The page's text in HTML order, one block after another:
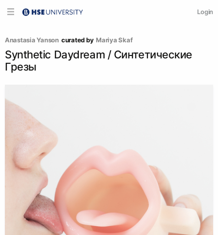
Login
Anastasia Yanson curated by Mariya Skaf
Synthetic Daydream / Синтетические
Грезы